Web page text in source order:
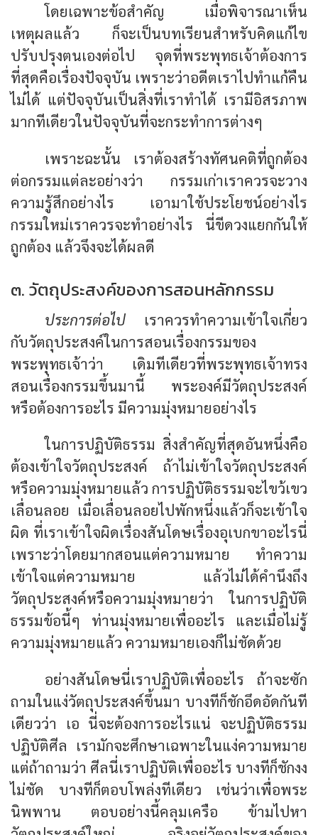
โดยเฉพาะข้อสำคัญ เมื่อพิจารณาเห็น
เหตุผลแล้ว ก็จะเป็นบทเรียนสำหรับคิดแก้ไข
ปรับปรุงตนเองต่อไป จุดที่พระพุทธเจ้าต้องการ
ที่สุดคือเรื่องปัจจุบัน เพราะว่าอดีตเราไปทำแก้คืน
ไม่ได้ แต่ปัจจุบันเป็นสิ่งที่เราทำได้ เรามีอิสรภาพ
มากทีเดียวในปัจจุบันที่จะกระทำการต่างๆ
เพราะฉะนั้น เราต้องสร้างทัศนคติที่ถูกต้อง
ต่อกรรมแต่ละอย่างว่า กรรมเก่าเราควรจะวาง
ความรู้สึกอย่างไร เอามาใช้ประโยชน์อย่างไร
กรรมใหม่เราควรจะทำอย่างไร นี่ขีดวงแยกกันให้
ถูกต้อง แล้วจึงจะได้ผลดี
๓. วัตถุประสงค์ของการสอนหลักกรรม
ประการต่อไป เราควรทำความเข้าใจเกี่ยว
กับวัตถุประสงค์ในการสอนเรื่องกรรมของ
พระพุทธเจ้าว่า เดิมทีเดียวที่พระพุทธเจ้าทรง
สอนเรื่องกรรมขึ้นมานี้ พระองค์มีวัตถุประสงค์
หรือต้องการอะไร มีความมุ่งหมายอย่างไร
ในการปฏิบัติธรรม สิ่งสำคัญที่สุดอันหนึ่งคือ
ต้องเข้าใจวัตถุประสงค์ ถ้าไม่เข้าใจวัตถุประสงค์
หรือความมุ่งหมายแล้ว การปฏิบัติธรรมจะไขว้เขว
เลื่อนลอย เมื่อเลื่อนลอยไปพักหนึ่งแล้วก็จะเข้าใจ
ผิด ที่เราเข้าใจผิดเรื่องสันโดษเรื่องอุเบกขาอะไรนี่
เพราะว่าโดยมากสอนแต่ความหมาย ทำความ
เข้าใจแต่ความหมาย แล้วไม่ได้คำนึงถึง
วัตถุประสงค์หรือความมุ่งหมายว่า ในการปฏิบัติ
ธรรมข้อนี้ๆ ท่านมุ่งหมายเพื่ออะไร และเมื่อไม่รู้
ความมุ่งหมายแล้ว ความหมายเองก็ไม่ชัดด้วย
อย่างสันโดษนี่เราปฏิบัติเพื่ออะไร ถ้าจะซัก
ถามในแง่วัตถุประสงค์ขึ้นมา บางทีก็ชักอึดอัดกันที
เดียวว่า เอ นี่จะต้องการอะไรแน่ จะปฏิบัติธรรม
ปฏิบัติศีล เรามักจะศึกษาเฉพาะในแง่ความหมาย
แต่ถ้าถามว่า ศีลนี่เราปฏิบัติเพื่ออะไร บางทีก็ชักงง
ไม่ชัด บางทีก็ตอบโพล่งทีเดียว เช่นว่าเพื่อพระ
นิพพาน ตอบอย่างนี้คลุมเครือ ข้ามไปหา